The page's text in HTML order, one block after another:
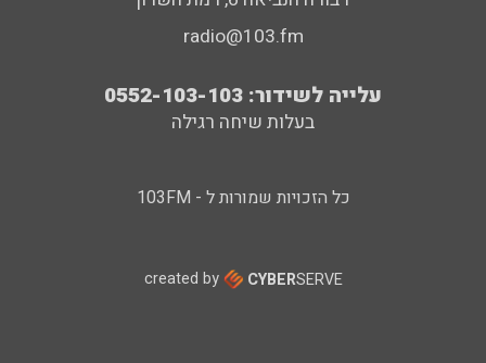
radio@103.fm
עלייה לשידור: 0552-103-103
בעלות שיחה רגילה
כל הזכויות שמורות ל - 103FM
created by CYBERSERVE